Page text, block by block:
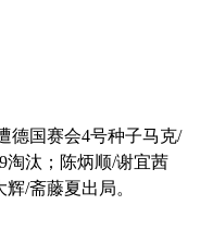
德国赛会4号种子马克/
淘汰；陈炳顺/谢宜茜
/斋藤夏出局。